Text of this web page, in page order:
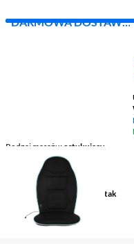
DARMOWA DOSTAWA
Rodzaj masażu ostukujący,
pulsacyjny, punktowy,
regenerujący, relaksacyjny,
uderzeniowy, wibracyjny
Automatyczne wyłączenie
tak
10 W
Zasilanie